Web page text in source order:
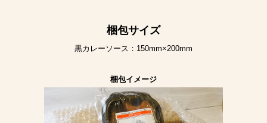
梱包サイズ
黒カレーソース：150mm×200mm
梱包イメージ